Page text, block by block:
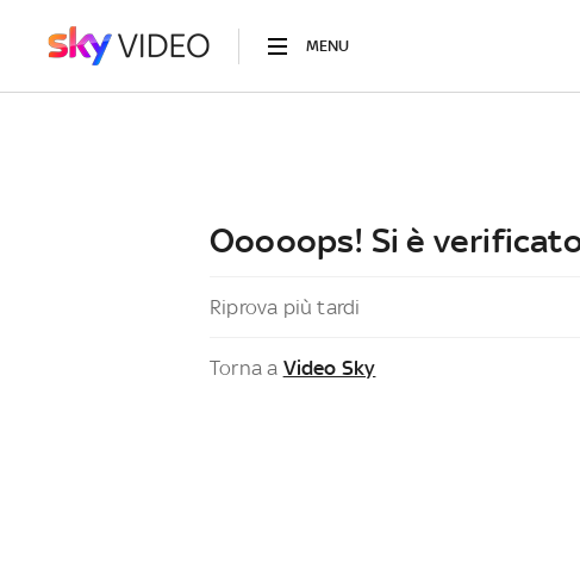
MENU
Ooooops! Si è
Riprova più tardi
Torna a Video Sky